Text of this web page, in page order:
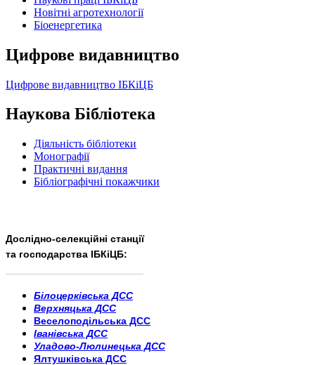
Новітні агротехнології
Бiоенергетика
Цифрове видавництво
Цифрове видавництво ІБКіЦБ
Наукова Бібліотека
Діяльність бібліотеки
Монографії
Практичні видання
Бібліографічні покажчики
Дослідно-селекційні станції
та господарства ІБКіЦБ:
Білоцерківська ДСС
Верхняцька ДСС
Веселоподільська ДСС
Іванівська ДСС
Уладово-Люлинецька ДСС
Ялтушківська ДСС